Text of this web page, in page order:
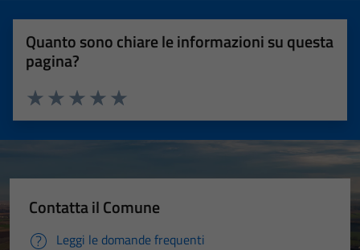
Quanto sono chiare le informazioni su questa
pagina?
Valuta 5 stelle su 5
Valuta 4 stelle su 5
Valuta 3 stelle su 5
Valuta 2 stelle su 5
Valuta 1 stelle su 5
Contatta il Comune
Leggi le domande frequenti